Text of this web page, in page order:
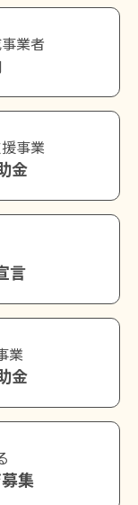
業者
事業
金
言
業
金
集